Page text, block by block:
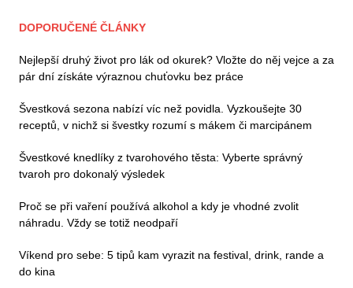
DOPORUČENÉ ČLÁNKY
Nejlepší druhý život pro lák od okurek? Vložte do něj vejce a za
pár dní získáte výraznou chuťovku bez práce
Švestková sezona nabízí víc než povidla. Vyzkoušejte 30
receptů, v nichž si švestky rozumí s mákem či marcipánem
Švestkové knedlíky z tvarohového těsta: Vyberte správný
tvaroh pro dokonalý výsledek
Proč se při vaření používá alkohol a kdy je vhodné zvolit
náhradu. Vždy se totiž neodpaří
Víkend pro sebe: 5 tipů kam vyrazit na festival, drink, rande a
do kina